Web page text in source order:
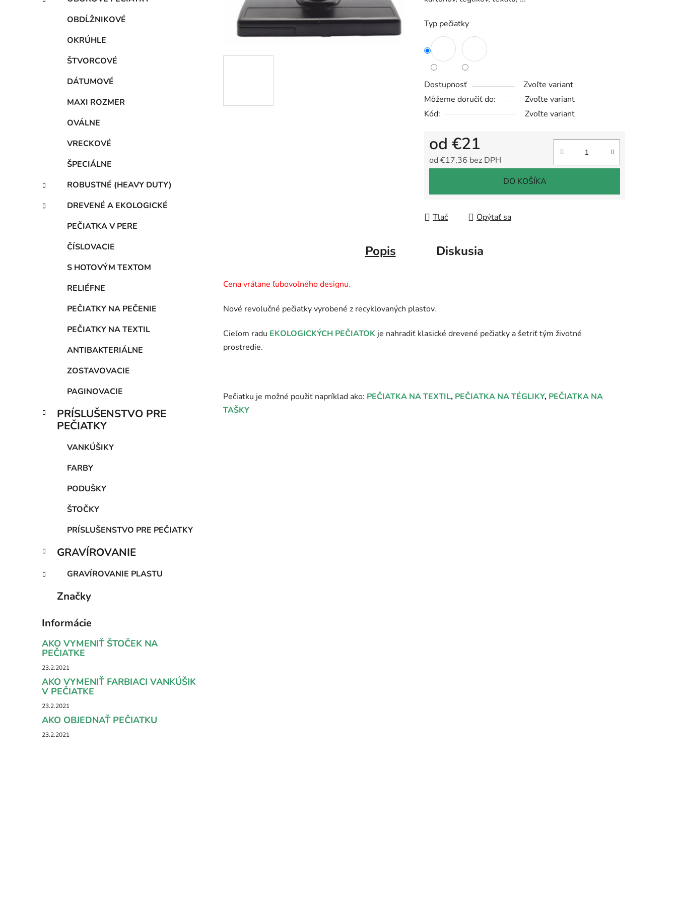
l
e
OBDĹŽNIKOVÉ
OKRÚHLE
ŠTVORCOVÉ
DÁTUMOVÉ
MAXI ROZMER
OVÁLNE
VRECKOVÉ
ŠPECIÁLNE
ROBUSTNÉ (HEAVY DUTY)
DREVENÉ A EKOLOGICKÉ
PEČIATKA V PERE
ČÍSLOVACIE
S HOTOVÝM TEXTOM
RELIÉFNE
PEČIATKY NA PEČENIE
PEČIATKY NA TEXTIL
ANTIBAKTERIÁLNE
ZOSTAVOVACIE
PAGINOVACIE
PRÍSLUŠENSTVO PRE
PEČIATKY
VANKÚŠIKY
FARBY
PODUŠKY
ŠTOČKY
PRÍSLUŠENSTVO PRE PEČIATKY
GRAVÍROVANIE
GRAVÍROVANIE PLASTU
Značky
Informácie
AKO VYMENIŤ ŠTOČEK NA
PEČIATKE
23.2.2021
AKO VYMENIŤ FARBIACI VANKÚŠIK
V PEČIATKE
23.2.2021
AKO OBJEDNAŤ PEČIATKU
23.2.2021
Typ pečiatky
Dostupnosť
Zvoľte variant
Môžeme doručiť do:
Zvoľte variant
Kód:
Zvoľte variant
od €21
od €17,36 bez DPH
DO KOŠÍKA
Tlač Opýtať sa
Popis Diskusia
Cena vrátane ľubovoľného designu.
Nové revolučné pečiatky vyrobené z recyklovaných plastov.
Cieľom radu EKOLOGICKÝCH PEČIATOK je nahradiť klasické drevené pečiatky a šetriť tým životné
prostredie.
Pečiatku je možné použiť napríklad ako: PEČIATKA NA TEXTIL, PEČIATKA NA TÉGLIKY, PEČIATKA NA
TAŠKY